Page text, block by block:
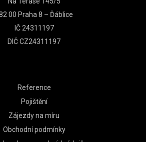
00 Praha 8 – Ďáblice
IČ 24311197
DIČ CZ24311197
Reference
Pojištění
Zájezdy na míru
Obchodní podmínky